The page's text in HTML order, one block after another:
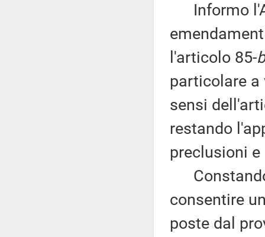
Informo
l'articolo 85-
particolare a
sensi
restando
preclusioni
consentire
poste dal